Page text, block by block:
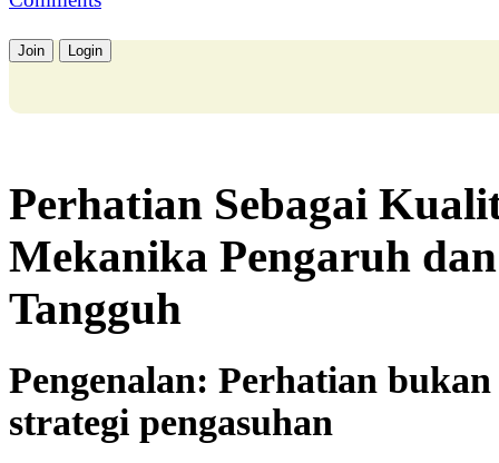
Join Login
Perhatian Sebagai
Mekanika Pengaruh
Tangguh
Pengenalan: Perhatian
strategi pengasuhan